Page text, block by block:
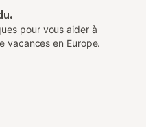
pour vous aider à
vacances en Europe.